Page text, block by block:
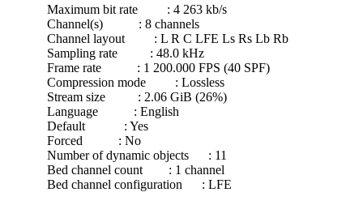
Maximum bit rate : 4 263 kb/s
Channel(s) : 8 channels
Channel layout : L R C LFE Ls Rs Lb Rb
Sampling rate : 48.0 kHz
Frame rate : 1 200.000 FPS (40 SPF)
Compression mode : Lossless
Stream size : 2.06 GiB (26%)
Language : English
Default : Yes
Forced : No
Number of dynamic objects : 11
Bed channel count : 1 channel
Bed channel configuration : LFE